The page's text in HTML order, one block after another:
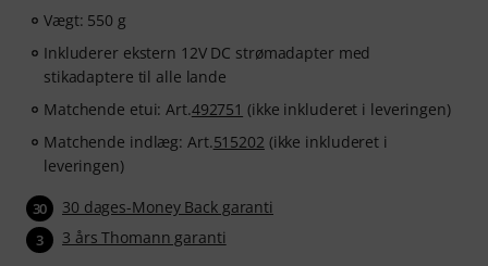
Vægt: 550 g
Inkluderer ekstern 12V DC strømadapter med
stikadaptere til alle lande
Matchende etui: Art.492751 (ikke inkluderet i leveringen)
Matchende indlæg: Art.515202 (ikke inkluderet i
leveringen)
30 30 dages-Money Back garanti
3 3 års Thomann garanti